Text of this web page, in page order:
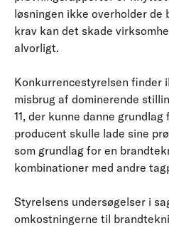
løsningen ikke overholder
krav kan det skade
alvorligt.
Konkurrencestyrelsen finder
misbrug af dominerende
11, der kunne danne
producent skulle lade sine
som grundlag for en
kombinationer med andre
Styrelsens undersøgelser i
omkostningerne til